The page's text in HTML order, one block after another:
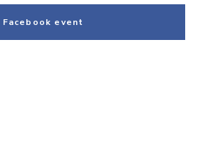
address*
Facebook event